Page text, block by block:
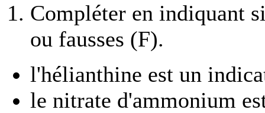
Compléter en indiquant
ou fausses (F).
l'hélianthine est un
le nitrate d'ammonium